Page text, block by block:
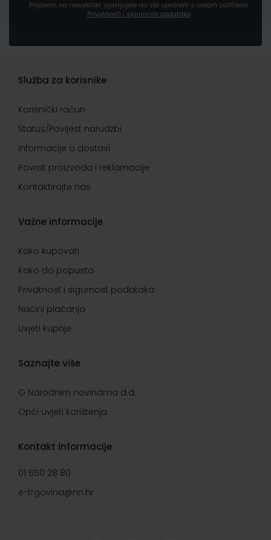
Prijavom na newsletter izjavljujete da ste upoznati s našom politikom
Privatnosti i sigurnosti podataka
Služba za korisnike
Korisnički račun
Status/Povijest narudžbi
Informacije o dostavi
Povrat proizvoda i reklamacije
Kontaktirajte nas
Važne informacije
Kako kupovati
Kako do popusta
Privatnost i sigurnost podataka
Načini plaćanja
Uvjeti kupnje
Saznajte više
O Narodnim novinama d.d.
Opći uvjeti korištenja
Kontakt informacije
01 650 28 80
e-trgovina@nn.hr